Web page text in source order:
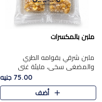
ملبن بالمكسرات
ملبن شرقي بقوامه الطري
والمضغي سخي، مليئة غني
بتشكيلة فاخرة من المكسرات
مشكلة المختارة التي تقدم تضيف
قرمشة مميزة مرضية ونكهة
75.00 جنيه
أضف